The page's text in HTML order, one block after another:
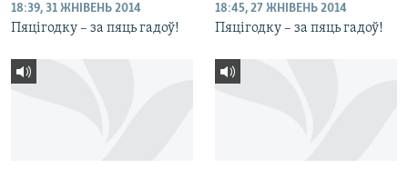
18:39, 31 ЖНІВЕНЬ 2014
Пяцігодку – за пяць гадоў!
18:45, 27 ЖНІВЕНЬ 2014
Пяцігодку – за пяць гадоў!